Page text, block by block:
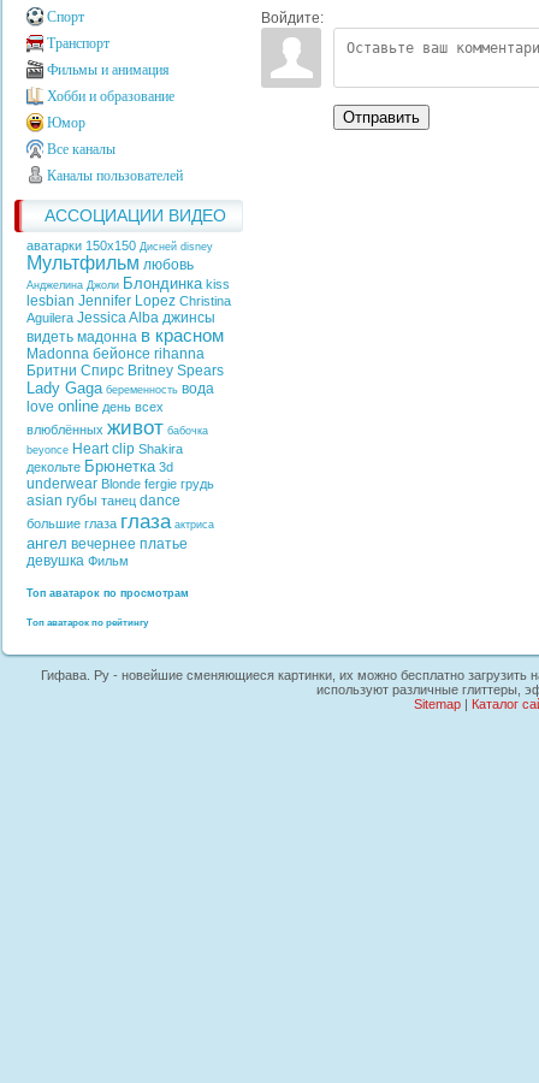
Спорт
Транспорт
Фильмы и анимация
Хобби и образование
Юмор
Все каналы
Каналы пользователей
АССОЦИАЦИИ ВИДЕО
аватарки 150х150 Дисней disney
Мультфильм любовь
Анджелина Джоли Блондинка kiss
lesbian Jennifer Lopez Christina
Aguilera Jessica Alba джинсы
видеть мадонна в красном
Madonna бейонсе rihanna
Бритни Спирс Britney Spears
Lady Gaga беременность вода
love online день всех
влюблённых живот бабочка
beyonce Heart clip Shakira
декольте Брюнетка 3d
underwear Blonde fergie грудь
asian губы танец dance
большие глаза глаза актриса
ангел вечернее платье
девушка Фильм
Топ аватарок по просмотрам
Топ аватарок по рейтингу
Войдите:
Отправить
Гифава. Ру - новейшие сменяющиеся картинки, их можно бесплатно загрузить
используют различные глиттеры,
Sitemap| Каталог